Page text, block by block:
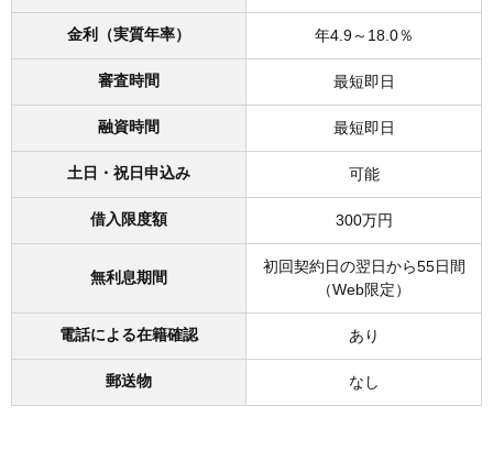
金利（実質年率） 年4.9～18.0％
審査時間 最短即日
融資時間 最短即日
土日・祝日申込み 可能
借入限度額 300万円
無利息期間
初回契約日の翌日から55日間
（Web限定）
電話による在籍確認 あり
郵送物 なし